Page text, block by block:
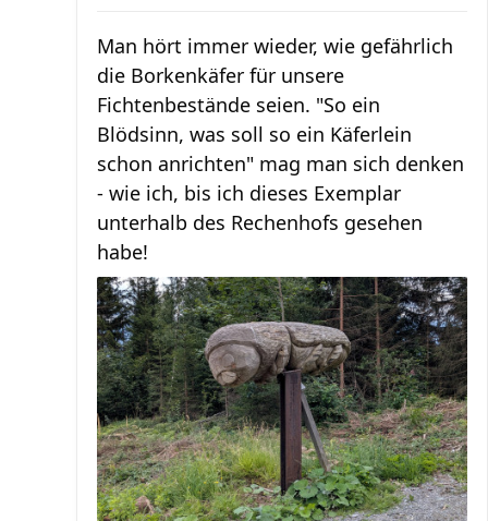
Man hört immer wieder, wie gefährlich
die Borkenkäfer für unsere
Fichtenbestände seien. "So ein
Blödsinn, was soll so ein Käferlein
schon anrichten" mag man sich denken
- wie ich, bis ich dieses Exemplar
unterhalb des Rechenhofs gesehen
habe!